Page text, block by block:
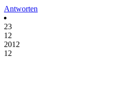
Antworten
23
12
2012
12